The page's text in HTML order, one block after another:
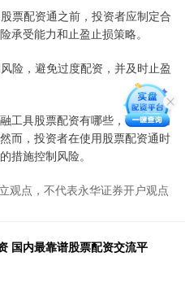
票配资通之前，投资者应制定合
承受能力和止盈止损策略。
险，避免过度配资，并及时止盈
工具股票配资有哪些，可以帮助
而，投资者在使用股票配资通时
措施控制风险。
观点，不代表永华证券开户观点
国内最靠谱股票配资交流平